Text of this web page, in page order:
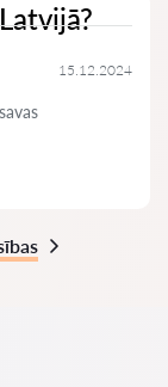
15.12.2024